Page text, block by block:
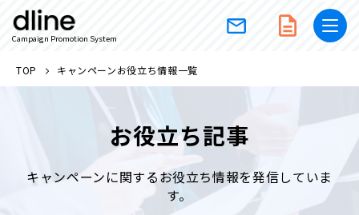
Campaign Promotion System
TOP キャンペーンお役立ち情報一覧
お役立ち記事
キャンペーンに関するお役立ち情報を発信していま
す。